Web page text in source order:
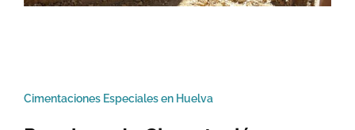
Cimentaciones Especiales en Huelva